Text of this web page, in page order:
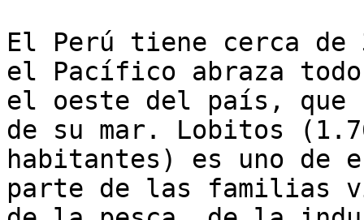
El Perú tiene cerca de
el Pacífico abraza todo
el oeste del país, que
de su mar. Lobitos
habitantes) es uno de
parte de las familias